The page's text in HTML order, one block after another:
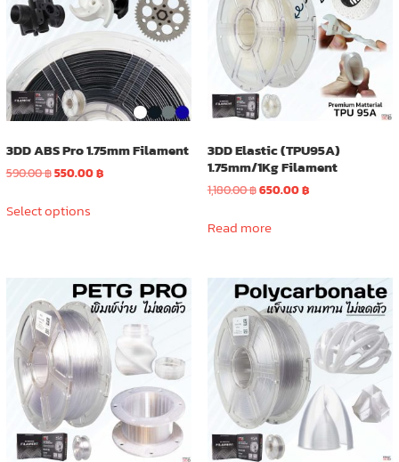
3DD ABS Pro 1.75mm Filament
590.00฿Original
was:
590.00 ฿.
550.00฿Current
Select optionsproduct
variants.
The
options
may
be
chosen
on
the
product
page
3DD Elastic (TPU95A)
1.75mm/1Kg Filament
1,180.00฿Original
was:
650.00฿Current
Read more